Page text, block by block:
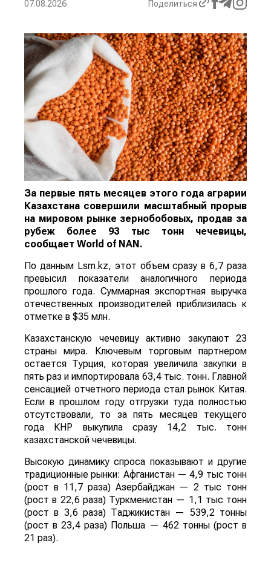
07.08.2026 Поделиться
За первые пять месяцев этого года аграрии
Казахстана совершили масштабный прорыв
на мировом рынке зернобобовых, продав за
рубеж более 93 тыс тонн чечевицы,
сообщает World of NAN .
По данным Lsm.kz, этот объем сразу в 6,7 раза
превысил показатели аналогичного периода
прошлого года. Суммарная экспортная выручка
отечественных производителей приблизилась к
отметке в $35 млн.
Казахстанскую чечевицу активно закупают 23
страны мира. Ключевым торговым партнером
остается Турция, которая увеличила закупки в
пять раз и импортировала 63,4 тыс. тонн. Главной
сенсацией отчетного периода стал рынок Китая.
Если в прошлом году отгрузки туда полностью
отсутствовали, то за пять месяцев текущего
года КНР выкупила сразу 14,2 тыс. тонн
казахстанской чечевицы.
Высокую динамику спроса показывают и другие
традиционные рынки: Афганистан — 4,9 тыс тонн
(рост в 11,7 раза) Азербайджан — 2 тыс тонн
(рост в 22,6 раза) Туркменистан — 1,1 тыс тонн
(рост в 3,6 раза) Таджикистан — 539,2 тонны
(рост в 23,4 раза) Польша — 462 тонны (рост в
21 раз).